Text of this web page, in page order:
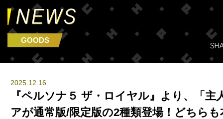
GOODS
2025.12.16
『ペルソナ５ ザ・ロイヤル』より、「主
アが通常版/限定版の2種類登場！どちら